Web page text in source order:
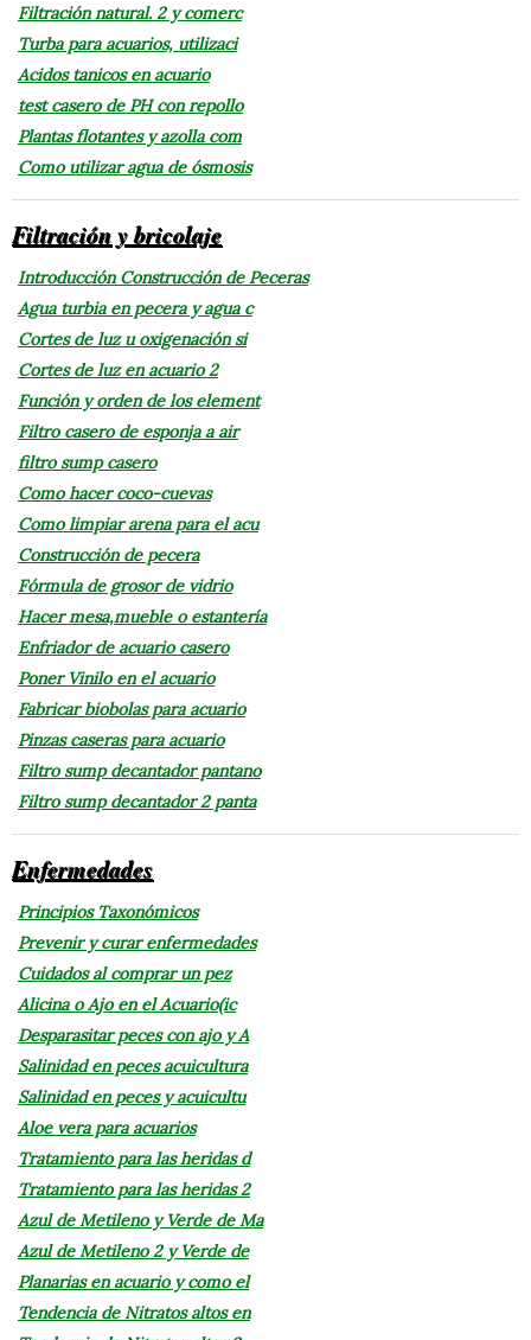
Filtración natural. 2 y comerc
Turba para acuarios, utilizaci
Acidos tanicos en acuario
test casero de PH con repollo
Plantas flotantes y azolla com
Como utilizar agua de ósmosis
Filtración y bricolaje
Introducción Construcción de Peceras
Agua turbia en pecera y agua c
Cortes de luz u oxigenación si
Cortes de luz en acuario 2
Función y orden de los element
Filtro casero de esponja a air
filtro sump casero
Como hacer coco-cuevas
Como limpiar arena para el acu
Construcción de pecera
Fórmula de grosor de vidrio
Hacer mesa,mueble o estantería
Enfriador de acuario casero
Poner Vinilo en el acuario
Fabricar biobolas para acuario
Pinzas caseras para acuario
Filtro sump decantador pantano
Filtro sump decantador 2 panta
Enfermedades
Principios Taxonómicos
Prevenir y curar enfermedades
Cuidados al comprar un pez
Alicina o Ajo en el Acuario(ic
Desparasitar peces con ajo y A
Salinidad en peces acuicultura
Salinidad en peces y acuicultu
Aloe vera para acuarios
Tratamiento para las heridas d
Tratamiento para las heridas 2
Azul de Metileno y Verde de Ma
Azul de Metileno 2 y Verde de
Planarias en acuario y como el
Tendencia de Nitratos altos en